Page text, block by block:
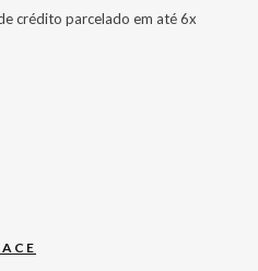
crédito parcelado em até 6x